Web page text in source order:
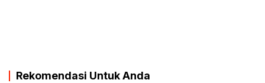
Rekomendasi Untuk Anda